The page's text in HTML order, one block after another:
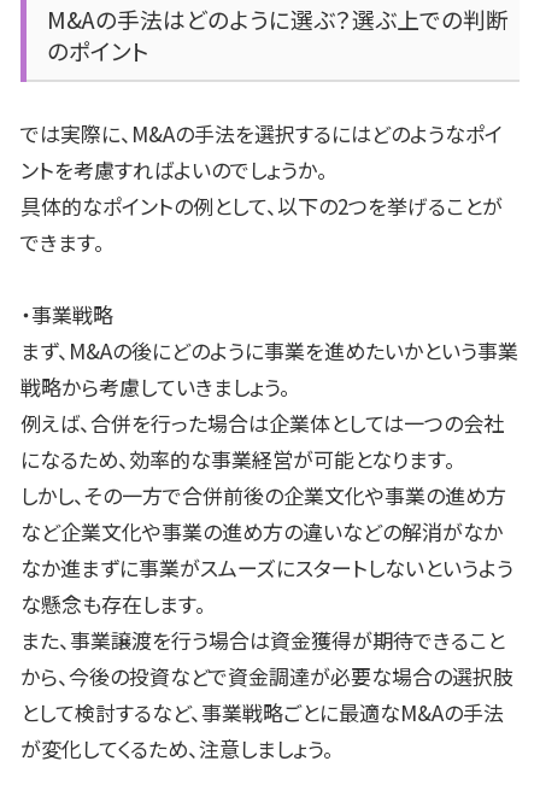
M&Aの手法はどのように選ぶ？選ぶ上での判断
のポイント
では実際に、 M&Aの手法を選択するにはどのようなポイ
ントを考慮すればよいのでしょうか。
具体的なポイントの例として、以下の2つを挙げることが
できます。
・事業戦略
まず、 M&Aの後にどのように事業を進めたいかという事業
戦略から考慮していきましょう。
例えば、合併を行った場合は企業体としては一つの会社
になるため、効率的な事業経営が可能となります。
しかし、その一方で合併前後の企業文化や事業の進め方
など企業文化や事業の進め方の違いなどの解消がなか
なか進まずに事業がスムーズにスタートしないというよう
な懸念も存在します。
また、事業譲渡を行う場合は資金獲得が期待できること
から、今後の投資などで資金調達が必要な場合の選択肢
として検討するなど、事業戦略ごとに最適なM&Aの手法
が変化してくるため、注意しましょう。